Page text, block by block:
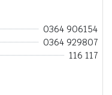
0364 906154
0364 929807
116 117